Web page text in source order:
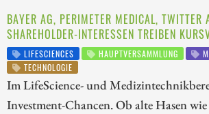
BAYER AG, PERIMETER MEDICAL, TWITTER
SHAREHOLDER-INTERESSEN TREIBEN
LIFESCIENCES HAUPTVERSAMMLUNG
TECHNOLOGIE
Im LifeScience- und
Investment-Chancen. Ob alte Hasen